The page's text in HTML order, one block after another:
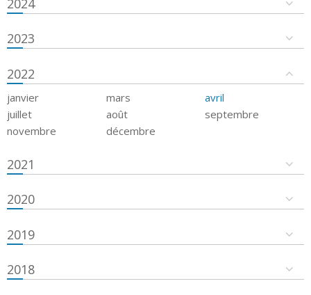
2023
2022
janvier mars
avril
juillet
août
septembre
novembre
décembre
2021
2020
2019
2018